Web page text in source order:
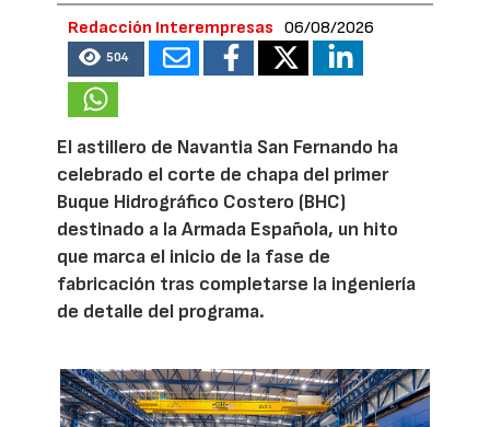
Redacción Interempresas 06/08/2026
504
El astillero de Navantia San Fernando ha
celebrado el corte de chapa del primer
Buque Hidrográfico Costero (BHC)
destinado a la Armada Española, un hito
que marca el inicio de la fase de
fabricación tras completarse la ingeniería
de detalle del programa.